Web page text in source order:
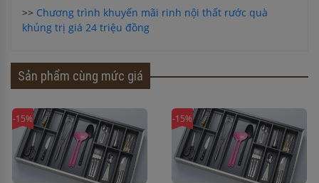
>> Chương trình khuyến mãi rinh nội thất rước quà
khủng trị giá 24 triệu đồng
Sản phẩm cùng mức giá
-15% -15%